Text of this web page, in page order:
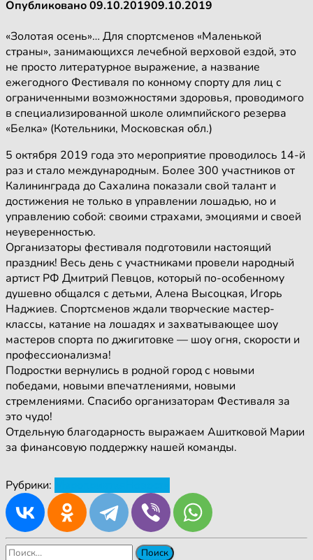
Опубликовано09.10.201909.10.2019
«Золотая осень»… Для спортсменов «Маленькой
страны», занимающихся лечебной верховой ездой, это
не просто литературное выражение, а название
ежегодного Фестиваля по конному спорту для лиц с
ограниченными возможностями здоровья, проводимого
в специализированной школе олимпийского резерва
«Белка» (Котельники, Московская обл.)
5 октября 2019 года это мероприятие проводилось 14-й
раз и стало международным. Более 300 участников от
Калининграда до Сахалина показали свой талант и
достижения не только в управлении лошадью, но и
управлению собой: своими страхами, эмоциями и своей
неуверенностью.
Организаторы фестиваля подготовили настоящий
праздник! Весь день с участниками провели народный
артист РФ Дмитрий Певцов, который по-особенному
душевно общался с детьми, Алена Высоцкая, Игорь
Наджиев. Спортсменов ждали творческие мастер-
классы, катание на лошадях и захватывающее шоу
мастеров спорта по джигитовке — шоу огня, скорости и
профессионализма!
Подростки вернулись в родной город с новыми
победами, новыми впечатлениями, новыми
стремлениями. Спасибо организаторам Фестиваля за
это чудо!
Отдельную благодарность выражаем Ашитковой Марии
за финансовую поддержку нашей команды.
Рубрики:
Найти: